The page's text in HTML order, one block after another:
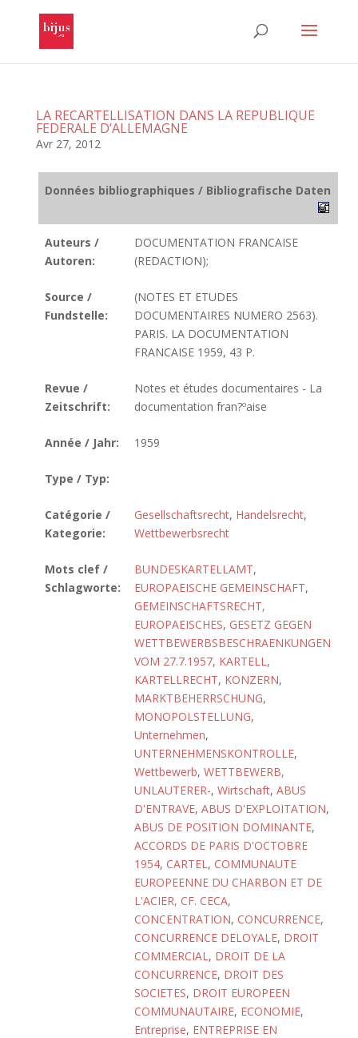
LA RECARTELLISATION DANS LA REPUBLIQUE
FEDERALE D’ALLEMAGNE
Avr 27, 2012
Données bibliographiques / Bibliografische Daten
Auteurs /
Autoren:
DOCUMENTATION FRANCAISE
(REDACTION);
Source /
Fundstelle:
(NOTES ET ETUDES
DOCUMENTAIRES NUMERO 2563).
PARIS. LA DOCUMENTATION
FRANCAISE 1959, 43 P.
Revue /
Zeitschrift:
Notes et études documentaires - La
documentation fran?ºaise
Année / Jahr: 1959
Type / Typ:
Catégorie /
Kategorie:
Gesellschaftsrecht, Handelsrecht,
Wettbewerbsrecht
Mots clef /
Schlagworte:
BUNDESKARTELLAMT,
EUROPAEISCHE GEMEINSCHAFT,
GEMEINSCHAFTSRECHT,
EUROPAEISCHES, GESETZ GEGEN
WETTBEWERBSBESCHRAENKUNGEN
VOM 27.7.1957, KARTELL,
KARTELLRECHT, KONZERN,
MARKTBEHERRSCHUNG,
MONOPOLSTELLUNG,
Unternehmen,
UNTERNEHMENSKONTROLLE,
Wettbewerb, WETTBEWERB,
UNLAUTERER-, Wirtschaft, ABUS
D'ENTRAVE, ABUS D'EXPLOITATION,
ABUS DE POSITION DOMINANTE,
ACCORDS DE PARIS D'OCTOBRE
1954, CARTEL, COMMUNAUTE
EUROPEENNE DU CHARBON ET DE
L'ACIER, CF. CECA,
CONCENTRATION, CONCURRENCE,
CONCURRENCE DELOYALE, DROIT
COMMERCIAL, DROIT DE LA
CONCURRENCE, DROIT DES
SOCIETES, DROIT EUROPEEN
COMMUNAUTAIRE, ECONOMIE,
Entreprise, ENTREPRISE EN